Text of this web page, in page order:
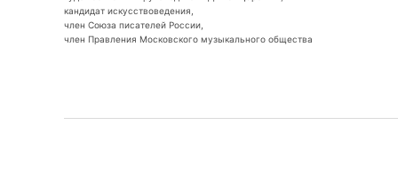
кандидат искусствоведения,
член Союза писателей России,
член Правления Московского музыкального общества